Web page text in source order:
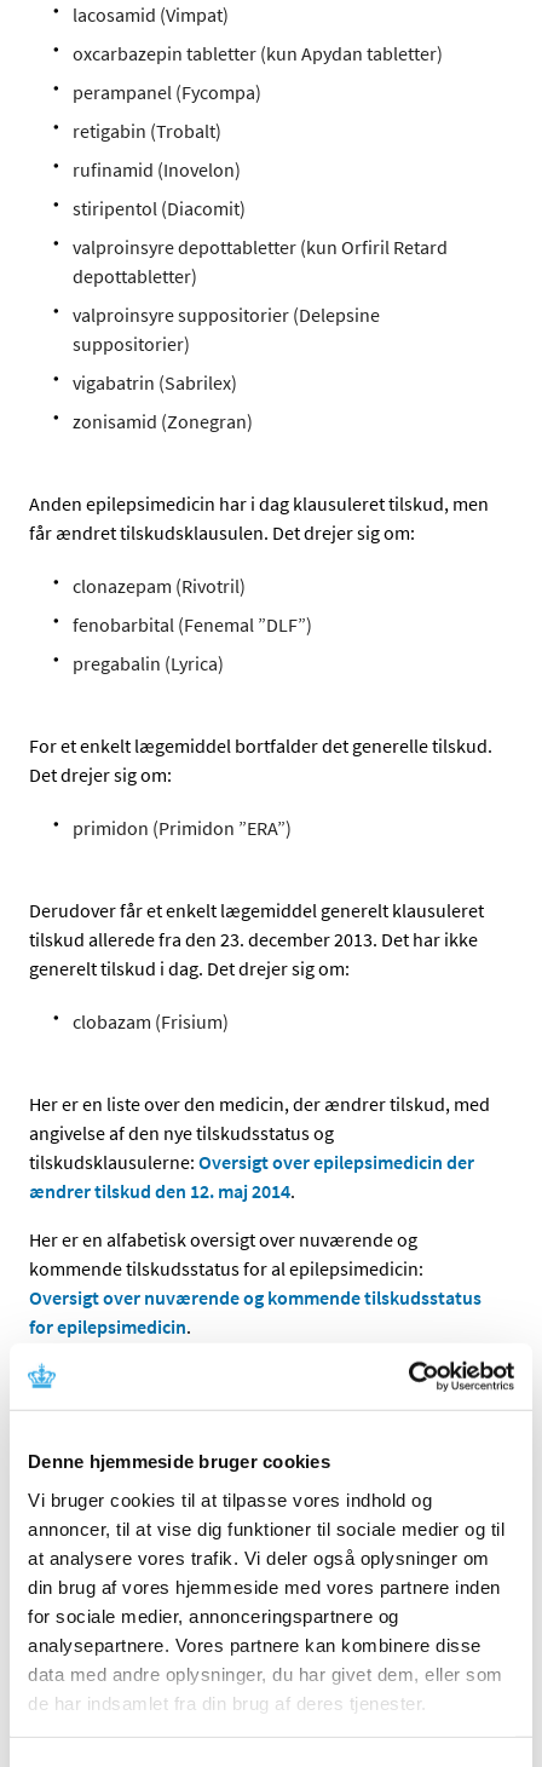
Denne hjemmeside bruger cookies
Vi bruger cookies til at tilpasse vores indhold og
annoncer, til at vise dig funktioner til sociale medier og til
at analysere vores trafik. Vi deler også oplysninger om
din brug af vores hjemmeside med vores partnere inden
for sociale medier, annonceringspartnere og
analysepartnere. Vores partnere kan kombinere disse
data med andre oplysninger, du har givet dem, eller som
de har indsamlet fra din brug af deres tjenester.
lacosamid (Vimpat)
oxcarbazepin tabletter (kun Apydan tabletter)
perampanel (Fycompa)
retigabin (Trobalt)
rufinamid (Inovelon)
stiripentol (Diacomit)
valproinsyre depottabletter (kun Orfiril Retard
depottabletter)
valproinsyre suppositorier (Delepsine
suppositorier)
vigabatrin (Sabrilex)
zonisamid (Zonegran)
Anden epilepsimedicin har i dag klausuleret tilskud, men
får ændret tilskudsklausulen. Det drejer sig om:
clonazepam (Rivotril)
fenobarbital (Fenemal ”DLF”)
pregabalin (Lyrica)
For et enkelt lægemiddel bortfalder det generelle tilskud.
Det drejer sig om:
primidon (Primidon ”ERA”)
Derudover får et enkelt lægemiddel generelt klausuleret
tilskud allerede fra den 23. december 2013. Det har ikke
generelt tilskud i dag. Det drejer sig om:
clobazam (Frisium)
Her er en liste over den medicin, der ændrer tilskud, med
angivelse af den nye tilskudsstatus og
tilskudsklausulerne: Oversigt over epilepsimedicin der
ændrer tilskud den 12. maj 2014.
Her er en alfabetisk oversigt over nuværende og
kommende tilskudsstatus for al epilepsimedicin:
Oversigt over nuværende og kommende tilskudsstatus
for epilepsimedicin.
Hvilken betydning får ændringerne?
den medicin, der fortsat vil have generelt tilskud uden
klausul. For disse patienter er der ingen ændringer. For
de patienter, der er i behandling med noget af den
medicin, der ændrer tilskud, skal lægen sammen med
patienten i god tid inden den 12. maj 2014 tage stilling til
den fremtidige behandling.
Hvis man er i behandling med noget af den medicin, der
får klausuleret tilskud, skal lægen tage stilling til, om man
er omfattet af tilskudsklausulen. I så fald skal lægen
skrive/markere tilskud på recepten. I 2012 indløste ca.